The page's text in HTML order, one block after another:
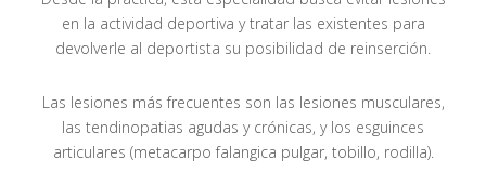
en la actividad deportiva y tratar las existentes para
devolverle al deportista su posibilidad de reinserción.
Las lesiones más frecuentes son las lesiones musculares,
las tendinopatias agudas y crónicas, y los esguinces
articulares (metacarpo falangica pulgar, tobillo, rodilla).